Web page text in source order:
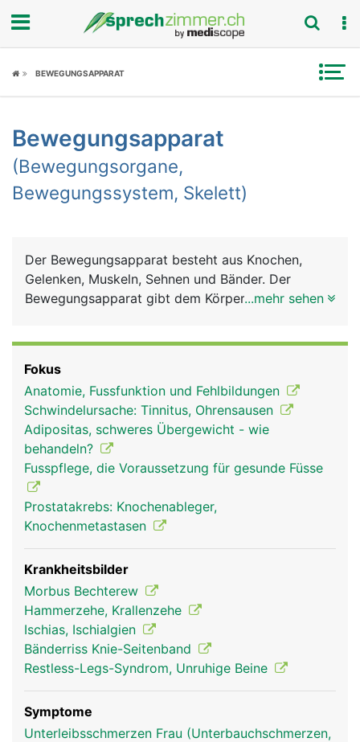
Fokus
Symptome
Untersuchungen
Ratgeber
Rubriken
BEWEGUNGSAPPARAT
Bewegungsapparat
(Bewegungsorgane,
Bewegungssystem, Skelett)
Der Bewegungsapparat besteht aus Knochen,
Gelenken, Muskeln, Sehnen und Bänder. Der
Bewegungsapparat gibt dem Körper Halt und
Organe und Blutbildung im Knochemark.
...mehr sehen
Fokus
Anatomie, Fussfunktion und Fehlbildungen
Schwindelursache: Tinnitus, Ohrensausen
Adipositas, schweres Übergewicht - wie
behandeln?
Fusspflege, die Voraussetzung für gesunde Füsse
Prostatakrebs: Knochenableger,
Knochenmetastasen
Krankheitsbilder
Morbus Bechterew
Hammerzehe, Krallenzehe
Ischias, Ischialgien
Bänderriss Knie-Seitenband
Restless-Legs-Syndrom, Unruhige Beine
Symptome
Unterleibsschmerzen Frau (Unterbauchschmerzen,